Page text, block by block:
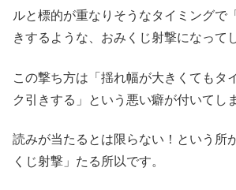
ルと標的が重なりそうなタイミングで
きするような、おみくじ射撃になって
この撃ち方は「揺れ幅が大きくてもタ
ク引きする」という悪い癖が付いてし
読みが当たるとは限らない！という所
くじ射撃」たる所以です。